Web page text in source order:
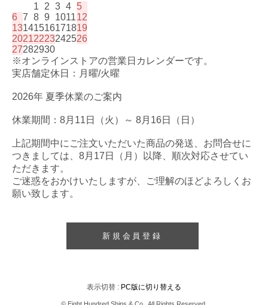
1
2 3 4 5
6 7 8 9 101112
13141516171819
20212223242526
27282930
※オンラインストアの営業日カレンダーです。
実店舗定休日：月曜/火曜
2026年 夏季休業のご案内
休業期間：8月11日（火）～ 8月16日（日）
上記期間中にご注文いただいた商品の発送、お問合せに
つきましては、8月17日（月）以降、順次対応させてい
ただきます。
ご迷惑をおかけいたしますが、ご理解のほどよろしくお
願い致します。
新規会員登録
表示切替 : PC版に切り替える